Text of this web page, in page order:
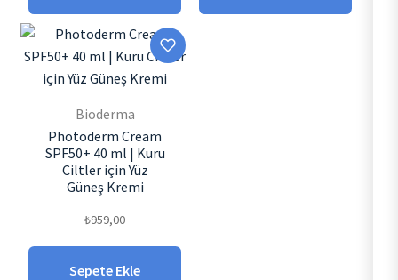
Bioderma
Photoderm Cream
SPF50+ 40 ml | Kuru
Ciltler için Yüz
Güneş Kremi
₺959,00
Sepete Ekle